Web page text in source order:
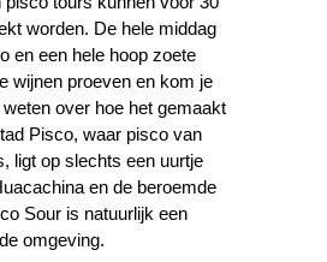
worden. De hele middag
en een hele hoop zoete
wijnen proeven en kom je
over hoe het gemaakt
Pisco, waar pisco van
ligt op slechts een uurtje
en de beroemde
Sour is natuurlijk een
omgeving.